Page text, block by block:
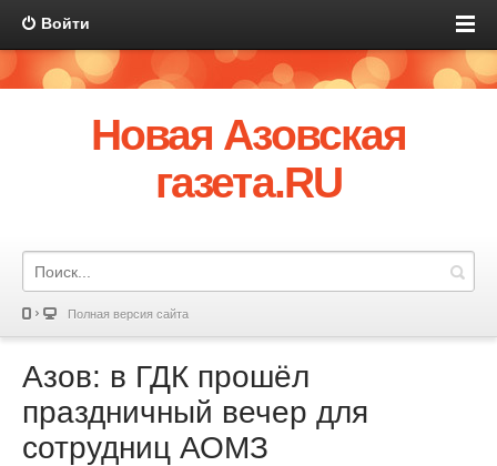
Войти
Новая Азовская
газета.RU
Полная версия сайта
Азов: в ГДК прошёл
праздничный вечер для
сотрудниц АОМЗ